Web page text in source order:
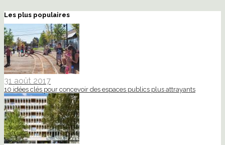
Les plus populaires
31 août 2017
10 idées clés pour concevoir des espaces publics plus attrayants